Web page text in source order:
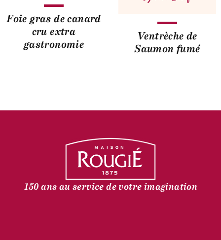
Foie gras de canard
cru extra
gastronomie
Ventrèche de
Saumon fumé
150 ans au service de votre imagination